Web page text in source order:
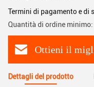
Termini di pagamento e di
Quantità di ordine minimo:
Ottieni il
Dettagli del prodotto